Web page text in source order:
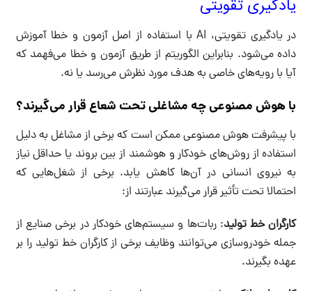
یادگیری تقویتی
در یادگیری تقویتی، AI با استفاده از اصل آزمون و خطا آموزش
داده می‌شود. بنابراین الگوریتم از طریق آزمون و خطا می‌فهمد که
آیا با رویه‌های خاصی به هدف مورد نظرش می‌رسد یا نه.
با هوش مصنوعی چه مشاغلی تحت شعاع قرار می‌گیرند؟
با پیشرفت هوش مصنوعی ممکن است که برخی از مشاغل به دلیل
استفاده از روش‌های خودکار و هوشمند از بین بروند یا حداقل نیاز
به نیروی انسانی در آن‌ها کاهش یابد. برخی از شغل‌هایی که
احتمالا تحت تأثیر قرار می‌گیرند عبارتند از:
کارگران خط تولید: ربات‌ها و سیستم‌های خودکار در برخی صنایع از
جمله خودروسازی می‌توانند وظایف برخی از کارگران خط تولید را بر
عهده بگیرند.